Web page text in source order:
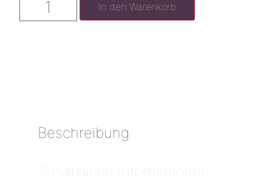
In den Warenkorb
Beschreibung
Zusätzliche Informationen